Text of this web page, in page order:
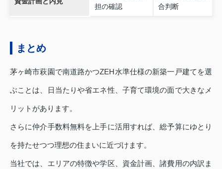
担の確認
合判断
まとめ
茅ヶ崎市萩園で南道路かつZEH水準仕様の新築一戸建てを選
ぶことは、日当たりや省エネ性、子育て環境の面で大きなメ
リットがあります。
さらに仲介手数料無料を上手に活用すれば、総予算にゆとり
を持たせつつ理想の住まいに近づけます。
当社では、エリアの特徴や学区、資金計画、諸費用の内訳ま